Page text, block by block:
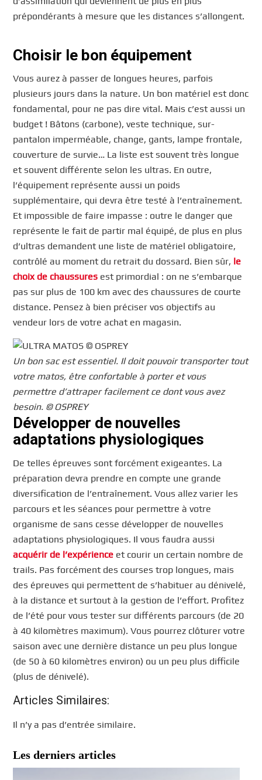
prépondérants à mesure que les distances s’allongent.
Choisir le bon équipement
Vous aurez à passer de longues heures, parfois
plusieurs jours dans la nature. Un bon matériel est donc
fondamental, pour ne pas dire vital. Mais c’est aussi un
budget ! Bâtons (carbone), veste technique, sur-
pantalon imperméable, change, gants, lampe frontale,
couverture de survie… La liste est souvent très longue
et souvent différente selon les ultras. En outre,
l’équipement représente aussi un poids
supplémentaire, qui devra être testé à l’entraînement.
Et impossible de faire impasse : outre le danger que
représente le fait de partir mal équipé, de plus en plus
d’ultras demandent une liste de matériel obligatoire,
contrôlé au moment du retrait du dossard. Bien sûr, le
choix de chaussures est primordial : on ne s’embarque
pas sur plus de 100 km avec des chaussures de courte
distance. Pensez à bien préciser vos objectifs au
vendeur lors de votre achat en magasin.
Un bon sac est essentiel. Il doit pouvoir transporter tout
votre matos, être confortable à porter et vous
permettre d’attraper facilement ce dont vous avez
besoin. © OSPREY
Développer de nouvelles
adaptations physiologiques
De telles épreuves sont forcément exigeantes. La
préparation devra prendre en compte une grande
diversification de l’entraînement. Vous allez varier les
parcours et les séances pour permettre à votre
organisme de sans cesse développer de nouvelles
adaptations physiologiques. Il vous faudra aussi
acquérir de l’expérience et courir un certain nombre de
trails. Pas forcément des courses trop longues, mais
des épreuves qui permettent de s’habituer au dénivelé,
à la distance et surtout à la gestion de l’effort. Profitez
de l’été pour vous tester sur différents parcours (de 20
à 40 kilomètres maximum). Vous pourrez clôturer votre
saison avec une dernière distance un peu plus longue
(de 50 à 60 kilomètres environ) ou un peu plus difficile
(plus de dénivelé).
Articles Similaires:
Il n’y a pas d’entrée similaire.
Les derniers articles